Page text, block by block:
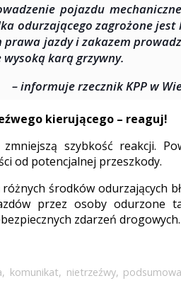
pojazdu
odurzającego zagrożone
jazdy i zakazem
karą grzywny.
– informuje rzecznik KPP w
kierującego – reaguj!
szybkość reakcji.
od potencjalnej przeszkody.
środków odurzających
przez osoby odurzone
zdarzeń drogowych.
, komunikat, nietrzeźwy,